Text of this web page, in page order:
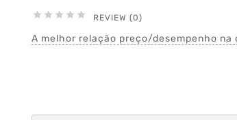
     REVIEW (0)
A melhor relação preço/desempenho